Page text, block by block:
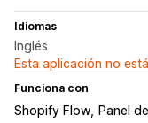
Idiomas
Inglés
Esta aplicación no
Funciona con
Shopify Flow Panel